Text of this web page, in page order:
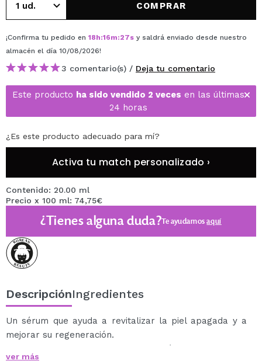
COMPRAR
¡Confirma tu pedido en 18h:16m:27s y saldrá enviado desde nuestro
almacén el día 10/08/2026!
3 comentario(s) / Deja tu comentario
Este producto ha sido vendido 2 veces en las últimas
24 horas
¿Es este producto adecuado para mí?
Activa tu match personalizado ›
Contenido: 20.00 ml
Precio x 100 ml: 74,75€
¿Tienes alguna duda?Te ayudamosaquí
DescripciónIngredientes
Un sérum que ayuda a revitalizar la piel apagada y a
mejorar su regeneración.
Restaura el equilibrio de hidratación y protege la
ver más